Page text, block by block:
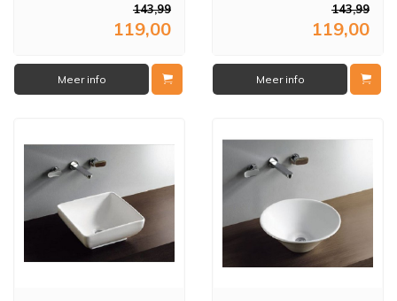
143,99
119,00
Meer info
143,99
119,00
Meer info